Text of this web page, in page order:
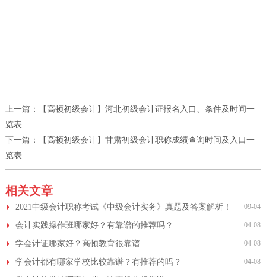
上一篇：
【高顿初级会计】河北初级会计证报名入口、条件及时间一
览表
下一篇：
【高顿初级会计】甘肃初级会计职称成绩查询时间及入口一
览表
相关文章
2021中级会计职称考试《中级会计实务》真题及答案解析！ 09-04
会计实践操作班哪家好？有靠谱的推荐吗？ 04-08
学会计证哪家好？高顿教育很靠谱 04-08
学会计都有哪家学校比较靠谱？有推荐的吗？ 04-08